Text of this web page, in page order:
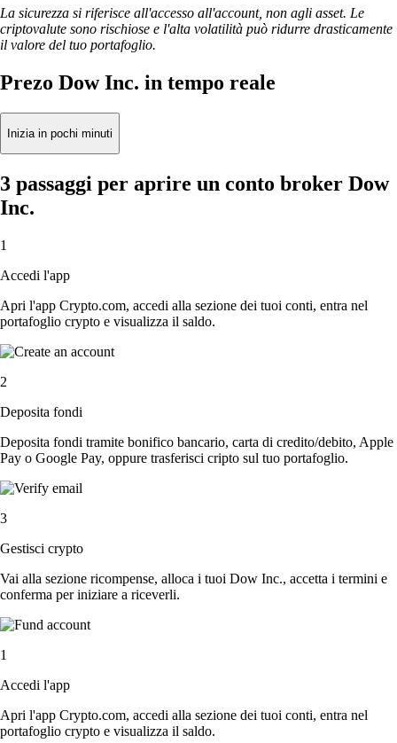
La sicurezza si riferisce all'accesso all'account, non agli asset. Le
criptovalute sono rischiose e l'alta volatilità può ridurre drasticamente
il valore del tuo portafoglio.
Prezo Dow Inc. in tempo reale
Inizia in pochi minuti
3 passaggi per aprire un conto broker Dow
Inc.
1
Accedi l'app
Apri l'app Crypto.com, accedi alla sezione dei tuoi conti, entra nel
portafoglio crypto e visualizza il saldo.
2
Deposita fondi
Deposita fondi tramite bonifico bancario, carta di credito/debito, Apple
Pay o Google Pay, oppure trasferisci cripto sul tuo portafoglio.
3
Gestisci crypto
Vai alla sezione ricompense, alloca i tuoi Dow Inc., accetta i termini e
conferma per iniziare a riceverli.
1
Accedi l'app
Apri l'app Crypto.com, accedi alla sezione dei tuoi conti, entra nel
portafoglio crypto e visualizza il saldo.